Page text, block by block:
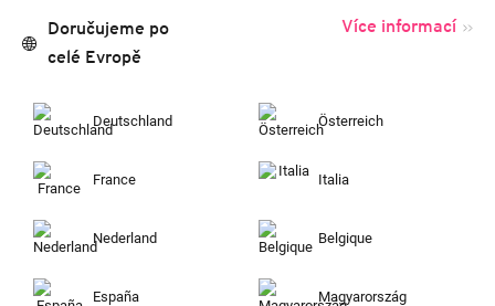
Doručujeme po
celé Evropě
Více informací
Deutschland Österreich
France Italia
Nederland Belgique
España Magyarország